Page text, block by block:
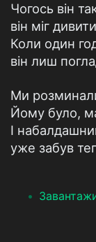
Чогось він
він міг
Коли один
він лиш
Ми
Йому було,
І
уже забув